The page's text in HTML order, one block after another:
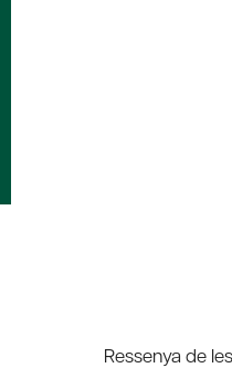
Ressenya de